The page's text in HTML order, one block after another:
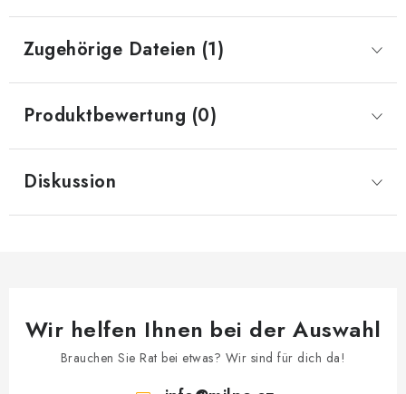
Zugehörige Dateien (1)
Produktbewertung (0)
Diskussion
Wir helfen Ihnen bei der Auswahl
Brauchen Sie Rat bei etwas? Wir sind für dich da!